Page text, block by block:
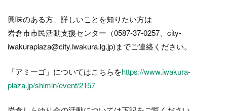
興味のある方、詳しいことを知りたい方は
岩倉市市民活動支援センター（0587-37-0257、city-
iwakuraplaza@city.iwakura.lg.jp)までご連絡ください。
「アミーゴ」についてはこちらをhttps://www.iwakura-
plaza.jp/shimin/event/2157